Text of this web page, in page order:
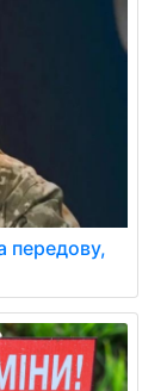
передову,